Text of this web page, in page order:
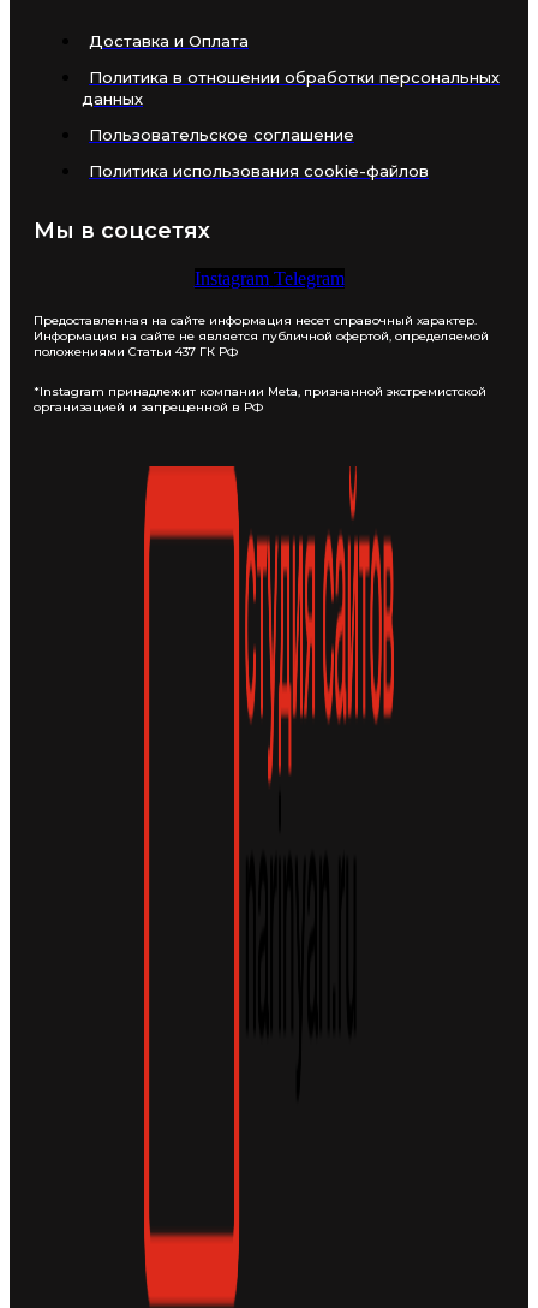
Доставка и Оплата
Политика в отношении обработки персональных
данных
Пользовательское соглашение
Политика использования cookie-файлов
Мы в соцсетях
Instagram Telegram
Предоставленная на сайте информация несет справочный характер.
Информация на сайте не является публичной офертой, определяемой
положениями Статьи 437 ГК РФ
*Instagram принадлежит компании Meta, признанной экстремистской
организацией и запрещенной в РФ